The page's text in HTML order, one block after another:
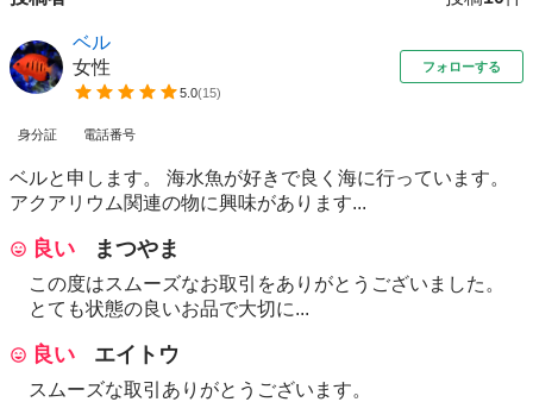
ベル
女性
5.0(15)
フォローする
身分証 電話番号
ベルと申します。 海水魚が好きで良く海に行っています。
アクアリウム関連の物に興味があります...
良い まつやま
この度はスムーズなお取引をありがとうございました。
とても状態の良いお品で大切に...
良い エイトウ
スムーズな取引ありがとうございます。